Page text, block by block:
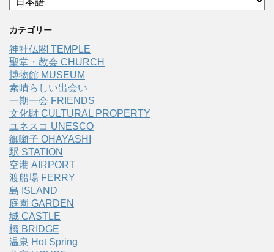
カテゴリー
神社仏閣 TEMPLE
聖堂・教会 CHURCH
博物館 MUSEUM
素晴らしい出会い
一期一会 FRIENDS
文化財 CULTURAL PROPERTY
ユネスコ UNESCO
御囃子 OHAYASHI
駅 STATION
空港 AIRPORT
渡船場 FERRY
島 ISLAND
庭園 GARDEN
城 CASTLE
橋 BRIDGE
温泉 Hot Spring